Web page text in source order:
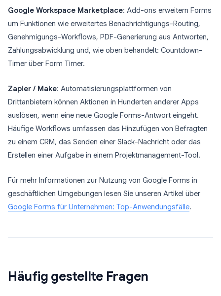
Google Workspace Marketplace: Add-ons erweitern Forms
um Funktionen wie erweitertes Benachrichtigungs-Routing,
Genehmigungs-Workflows, PDF-Generierung aus Antworten,
Zahlungsabwicklung und, wie oben behandelt: Countdown-
Timer über Form Timer.
Zapier / Make: Automatisierungsplattformen von
Drittanbietern können Aktionen in Hunderten anderer Apps
auslösen, wenn eine neue Google Forms-Antwort eingeht.
Häufige Workflows umfassen das Hinzufügen von Befragten
zu einem CRM, das Senden einer Slack-Nachricht oder das
Erstellen einer Aufgabe in einem Projektmanagement-Tool.
Für mehr Informationen zur Nutzung von Google Forms in
geschäftlichen Umgebungen lesen Sie unseren Artikel über
Google Forms für Unternehmen: Top-Anwendungsfälle.
Häufig gestellte Fragen